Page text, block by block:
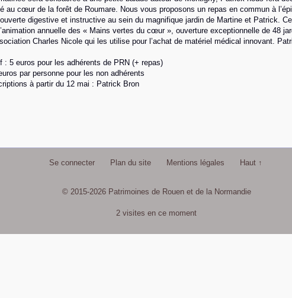
au cœur de la forêt de Roumare. Nous vous proposons un repas en commun à
digestive et instructive au sein du magnifique jardin de Martine et Patrick.
annuelle des « Mains vertes du cœur », ouverture exceptionnelle de 48
Charles Nicole qui les utilise pour l’achat de matériel médical innovant.
: 5 euros pour les adhérents de PRN (+ repas)
par personne pour les non adhérents
à partir du 12 mai : Patrick Bron
Se connecter Plan du site Mentions légales Haut ↑
© 2015-2026 Patrimoines de Rouen et de la Normandie
2 visites en ce moment